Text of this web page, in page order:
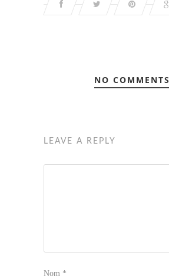
NO COMMENTS
LEAVE A REPLY
Nom *